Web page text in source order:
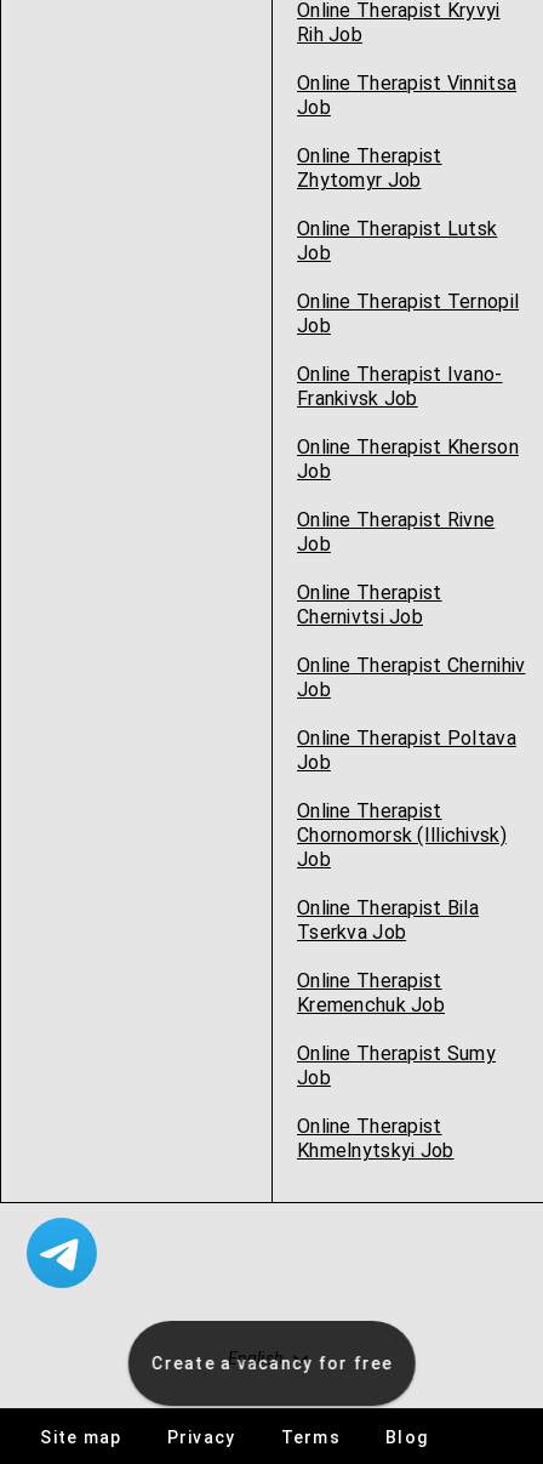
Online Therapist Kryvyi
Rih Job
Online Therapist Vinnitsa
Job
Online Therapist
Zhytomyr Job
Online Therapist Lutsk
Job
Online Therapist Ternopil
Job
Online Therapist Ivano-
Frankivsk Job
Online Therapist Kherson
Job
Online Therapist Rivne
Job
Online Therapist
Chernivtsi Job
Online Therapist Chernihiv
Job
Online Therapist Poltava
Job
Online Therapist
Chornomorsk (Illichivsk)
Job
Online Therapist Bila
Tserkva Job
Online Therapist
Kremenchuk Job
Online Therapist Sumy
Job
Online Therapist
Khmelnytskyi Job
English
Create a vacancy for free
Site map Privacy Terms Blog